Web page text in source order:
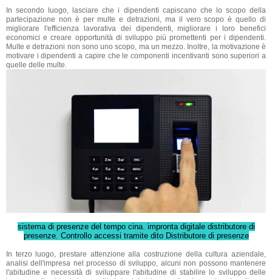
In secondo luogo, lasciare che i dipendenti capiscano che lo scopo della
partecipazione non è per multe e detrazioni, ma il vero scopo è quello di
migliorare l'efficienza lavorativa dei dipendenti, migliorare i loro benefici
economici e creare opportunità di sviluppo più promettenti per i dipendenti.
Multe e detrazioni non sono uno scopo, ma un mezzo. Inoltre, la motivazione è
motivare i dipendenti a capire che le componenti incentivanti sono superiori a
quelle delle multe.
sistema di presenze del tempo cina, impronta digitale distributore di
presenze, Controllo accessi tramite dito Distributore di presenze
In terzo luogo, prestare attenzione alla costruzione della cultura aziendale,
analisi dell'impresa nel processo di sviluppo, alcuni non possono mantenere
l'abitudine e necessità di sviluppare l'abitudine di stabilire lo sviluppo delle